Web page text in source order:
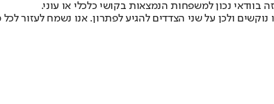
נכון למשפחות הנמצאות בקושי כלכלי או עוני.
נוקשים ולכן על שני הצדדים להגיע לפתרון. אנו נשמח לעזור